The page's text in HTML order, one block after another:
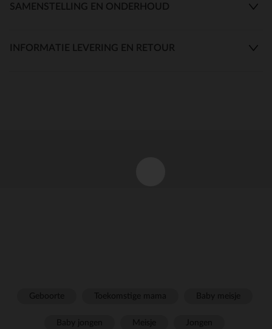
SAMENSTELLING EN ONDERHOUD
INFORMATIE LEVERING EN RETOUR